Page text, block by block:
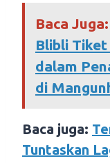
Baca Juga:
Blibli Tiket
dalam
di
Baca juga:
Tuntaskan